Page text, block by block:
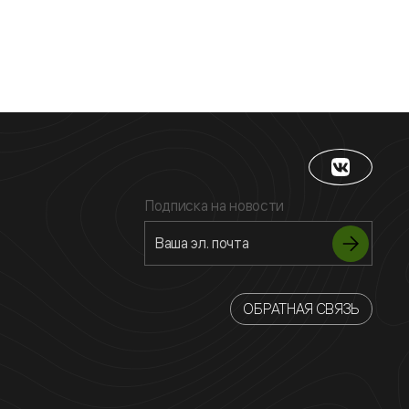
Подписка на новости
ОБРАТНАЯ СВЯЗЬ